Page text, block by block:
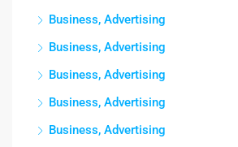
Business, Advertising
Business, Advertising
Business, Advertising
Business, Advertising
Business, Advertising